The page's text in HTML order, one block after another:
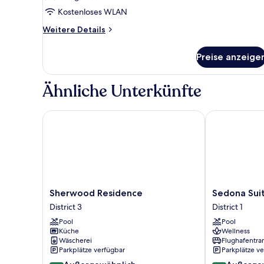
Suite
anzeigen
Kostenloses WLAN
Weitere Details
Weitere
Suite
Preise
Ähnliche Unterkünfte
Sherwood
Residence
District
3
Sherwood Residence
District 3
Pool
Küche
Wäscherei
Parkplätze verfügbar
Sherwood Residence
Sedona
Suites
Ho
Chi
Minh
City
District
Sedona
District 1
Pool
Wellness
Parkplätze
Sedona